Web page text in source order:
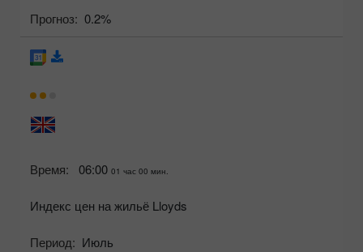
Прогноз: 0.2%
Время: 06:00 01 час 00 мин.
Индекс цен на жильё Lloyds
Период: Июль